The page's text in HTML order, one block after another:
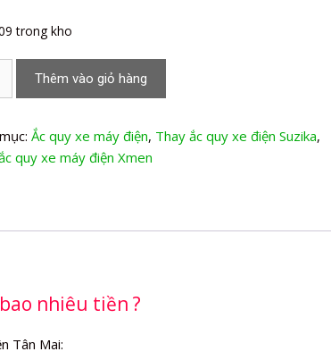
trong kho
Thêm vào giỏ hàng
Ắc quy xe máy điện, Thay ắc quy xe điện Suzika,
quy xe máy điện Xmen
nhiêu tiền ?
Tân Mai: